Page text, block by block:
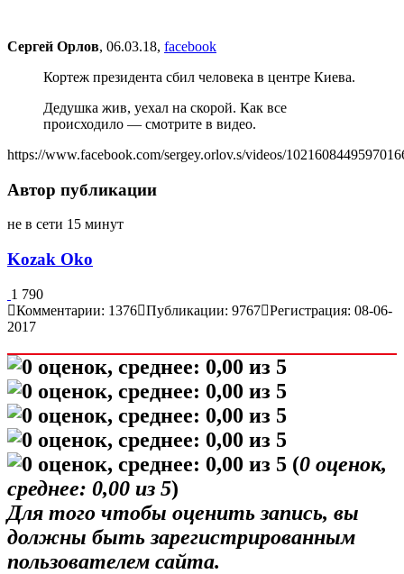
Сергей Орлов, 06.03.18, facebook
Кортеж президента сбил человека в центре Киева.
Дедушка жив, уехал на скорой. Как все
происходило — смотрите в видео.
https://www.facebook.com/sergey.orlov.s/videos/
Автор публикации
не в сети 15 минут
Kozak Oko
1 790
Комментарии: 1376 Публикации: 9767 Регистрация: 08-06-
2017
(0 оценок,
среднее: 0,00 из 5)
Для того чтобы оценить запись, вы
должны быть зарегистрированным
пользователем сайта.